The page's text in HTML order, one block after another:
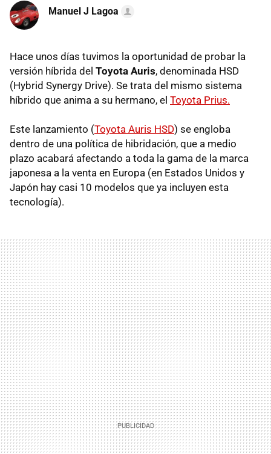
Manuel J Lagoa
Hace unos días tuvimos la oportunidad de probar la
versión híbrida del Toyota Auris, denominada HSD
(Hybrid Synergy Drive). Se trata del mismo sistema
híbrido que anima a su hermano, el Toyota Prius.
Este lanzamiento (Toyota Auris HSD) se engloba
dentro de una política de hibridación, que a medio
plazo acabará afectando a toda la gama de la marca
japonesa a la venta en Europa (en Estados Unidos y
Japón hay casi 10 modelos que ya incluyen esta
tecnología).